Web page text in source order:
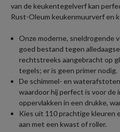
van de keukentegelverf kan
Rust-Oleum keukenmuurverf en
Onze moderne, sneldrogende
goed bestand tegen
rechtstreeks aangebracht op
tegels; er is geen primer nodig.
De schimmel- en
waardoor hij perfect is voor
oppervlakken in een drukke,
Kies uit 110 prachtige kleuren
aan met een kwast of roller.